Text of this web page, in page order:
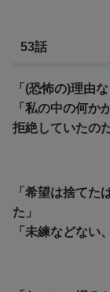
53話
「(恐怖の)理由
「私の中の何か
拒絶していたのだ
「希望は捨てた
た」
「未練などない